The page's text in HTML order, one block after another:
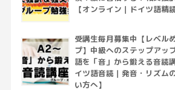
【オンライン｜ドイツ語精
受講生毎月募集中【レベル
プ】中級へのステップアッ
語を「音」から鍛える音読
イツ語音読｜発音・リズム
い方へ】